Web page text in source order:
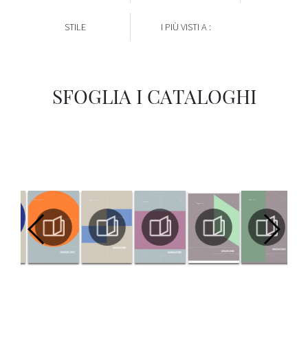
STILE I PIÙ VISTI A :
SFOGLIA I CATALOGHI